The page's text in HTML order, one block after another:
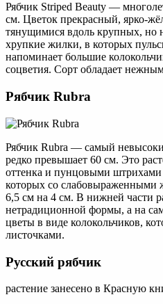
Рябчик Striped Beauty —
см. Цветок прекрасный, ярко-
тянущимися вдоль крупных, но
хрупкие жилки, в которых
напоминает большие
соцветия. Сорт обладает
Рябчик Rubra
Рябчик Rubra — самый
редко превышает 60 см. Это
оттенка и пунцовыми штрихами
которых со слабовыраженными
6,5 см на 4 см. В нижней части
нетрадиционной формы, а на
цветы в виде колокольчиков,
листочками.
Русский рябчик
растение занесено в Красную